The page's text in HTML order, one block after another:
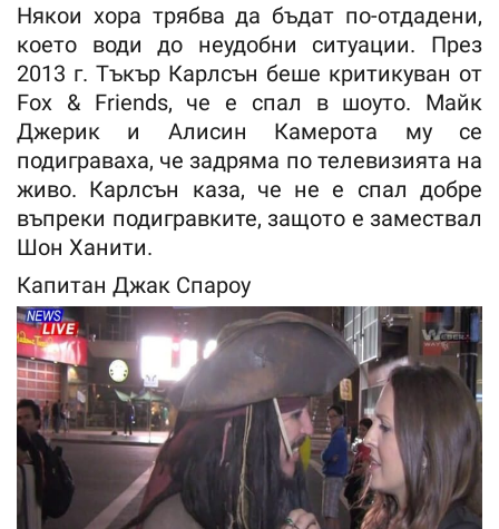
Някои хора трябва да бъдат по-отдадени,
което води до неудобни ситуации. През
2013 г. Тъкър Карлсън беше критикуван от
Fox & Friends, че е спал в шоуто. Майк
Джерик и Алисин Камерота му се
подиграваха, че задряма по телевизията на
живо. Карлсън каза, че не е спал добре
въпреки подигравките, защото е замествал
Шон Ханити.
Капитан Джак Спароу